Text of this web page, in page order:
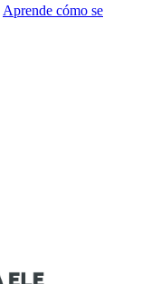
Aprende cómo se